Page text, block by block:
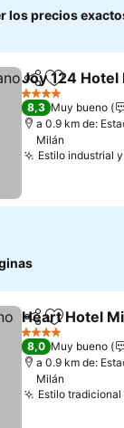
los precios
CompartirAgregar a
Joy 124 Hotel
4 Estrellas
8,3 Muy bueno
a 0.9 km de:
Milán
Estilo industrial
CompartirAgregar a
Heart Hotel
4 Estrellas
8,0 Muy bueno
a 0.9 km de:
Milán
Estilo